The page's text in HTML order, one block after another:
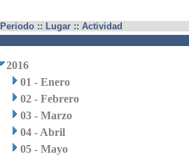
Periodo :: Lugar :: Actividad
2016
01 - Enero
02 - Febrero
03 - Marzo
04 - Abril
05 - Mayo